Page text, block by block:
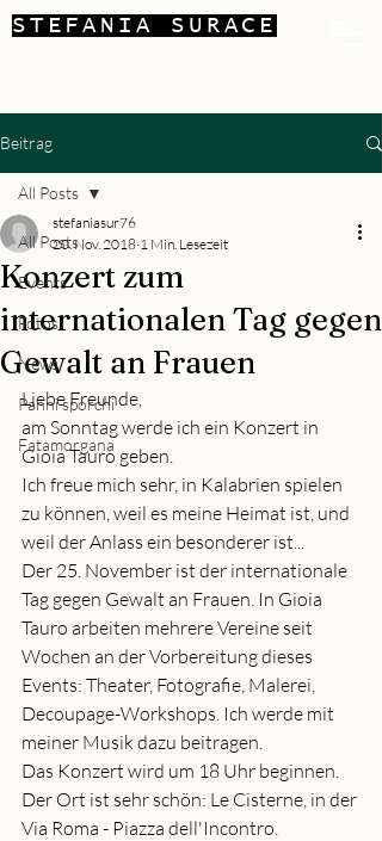
STEFANIA SURACE
Beitrag
All Posts
Events
Fotos
News
Panni sporchi
Fatamorgana
All Posts
Konzert zum
internationalen Tag gegen
Gewalt an Frauen
stefaniasur76
20. Nov. 2018 1 Min. Lesezeit
Liebe Freunde,
am Sonntag werde ich ein Konzert in
Gioia Tauro geben.
Ich freue mich sehr, in Kalabrien spielen
zu können, weil es meine Heimat ist, und
weil der Anlass ein besonderer ist...
Der 25. November ist der internationale
Tag gegen Gewalt an Frauen. In Gioia
Tauro arbeiten mehrere Vereine seit
Wochen an der Vorbereitung dieses
Events: Theater, Fotografie, Malerei,
Decoupage-Workshops. Ich werde mit
meiner Musik dazu beitragen.
Das Konzert wird um 18 Uhr beginnen.
Der Ort ist sehr schön: Le Cisterne, in der
Via Roma - Piazza dell'Incontro.